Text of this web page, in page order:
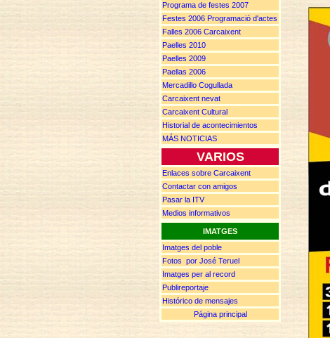
Programa de festes 2007
Festes 2006 Programació d'actes
Falles 2006 Carcaixent
Paelles 2010
Paelles 2009
Paellas 2006
Mercadillo Cogullada
Carcaixent nevat
Carcaixent Cultural
Historial de acontecimientos
MÁS NOTICIAS
VARIOS
Enlaces sobre Carcaixent
Contactar con amigos
Pasar la ITV
Medios informativos
IMATGES
Imatges del poble
Fotos por José Teruel
Imatges per al record
Publireportaje
Histórico de mensajes
Página principal